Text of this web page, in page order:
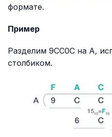
формате.
Пример
Разделим 9CC0C на A,
столбиком.